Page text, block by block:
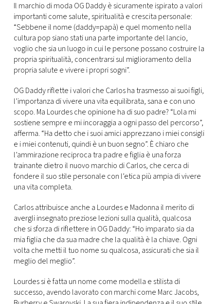
Il marchio di moda OG Daddy è sicuramente ispirato a valori
importanti come salute, spiritualità e crescita personale:
“Sebbene il nome (daddy=papà) e quel momento nella
cultura pop siano stati una parte importante del lancio,
voglio che sia un luogo in cui le persone possano costruire la
propria spiritualità, concentrarsi sul miglioramento della
propria salute e vivere i propri sogni”.
OG Daddy riflette i valori che Carlos ha trasmesso ai suoi figli,
l’importanza di vivere una vita equilibrata, sana e con uno
scopo. Ma Lourdes che opinione ha di suo padre? “Lola mi
sostiene sempre e mi incoraggia a ogni passo del percorso”,
afferma. “Ha detto che i suoi amici apprezzano i miei consigli
e i miei contenuti, quindi è un buon segno”. È chiaro che
l’ammirazione reciproca tra padre e figlia è una forza
trainante dietro il nuovo marchio di Carlos, che cerca di
fondere il suo stile personale con l’etica più ampia di vivere
una vita completa.
Carlos attribuisce anche a Lourdes e Madonna il merito di
avergli insegnato preziose lezioni sulla qualità, qualcosa
che si sforza di riflettere in OG Daddy: “Ho imparato sia da
mia figlia che da sua madre che la qualità è la chiave. Ogni
volta che metti il ​​tuo nome su qualcosa, assicurati che sia il
meglio del meglio”.
Lourdes si è fatta un nome come modella e stilista di
successo, avendo lavorato con marchi come Marc Jacobs,